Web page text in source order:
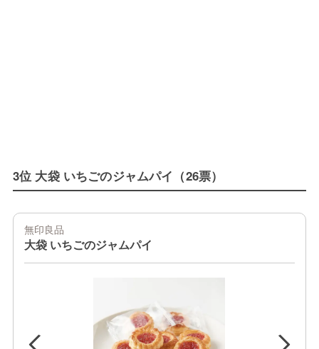
3位 大袋 いちごのジャムパイ（26票）
無印良品
大袋 いちごのジャムパイ